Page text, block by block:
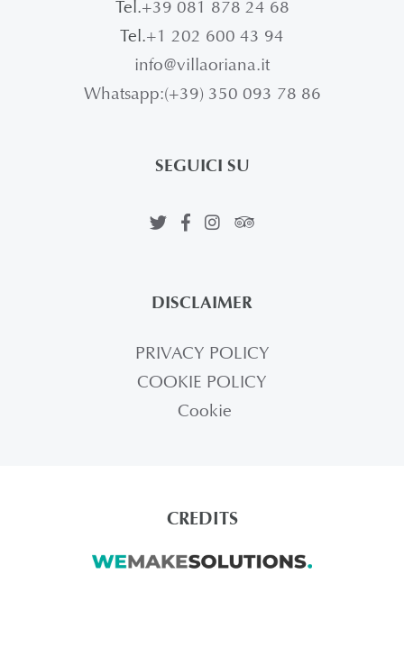
Tel.+39 081 878 24 68
Tel.+1 202 600 43 94
info@villaoriana.it
Whatsapp:(+39) 350 093 78 86
SEGUICI SU
DISCLAIMER
PRIVACY POLICY
COOKIE POLICY
Cookie
CREDITS